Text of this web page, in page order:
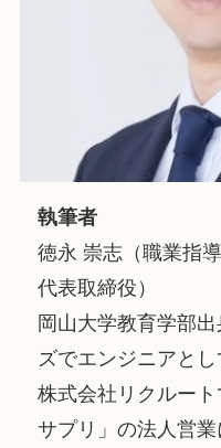
執筆者
徳永 崇志（職業指
代表取締役）
岡山大学教育学部
ズでエンジニアとし
株式会社リクルー
サプリ」の法人営